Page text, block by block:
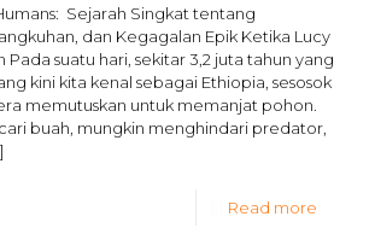
Sejarah Singkat tentang
dan Kegagalan Epik Ketika Lucy
Pada suatu hari, sekitar 3,2 juta tahun yang
kini kita kenal sebagai Ethiopia, sesosok
memutuskan untuk memanjat pohon.
buah, mungkin menghindari predator,
Read more